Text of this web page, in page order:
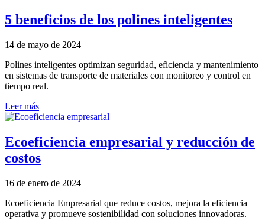
5 beneficios de los polines inteligentes
14 de mayo de 2024
Polines inteligentes optimizan seguridad, eficiencia y mantenimiento
en sistemas de transporte de materiales con monitoreo y control en
tiempo real.
Leer más
Ecoeficiencia empresarial y reducción de
costos
16 de enero de 2024
Ecoeficiencia Empresarial que reduce costos, mejora la eficiencia
operativa y promueve sostenibilidad con soluciones innovadoras.